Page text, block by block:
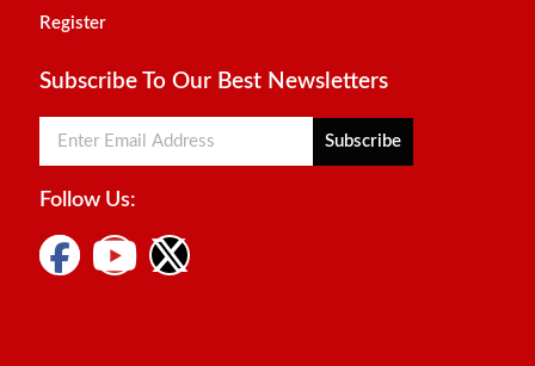
Register
Subscribe To Our Best Newsletters
Subscribe
Follow Us: